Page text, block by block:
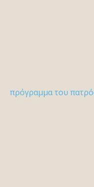
πρόγραμμα του